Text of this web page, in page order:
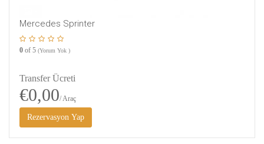
Mercedes Sprinter
0 of 5 (Yorum Yok )
Transfer Ücreti
€0,00/ Araç